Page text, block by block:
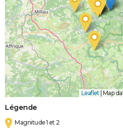
Leaflet Map
Légende
Magnitude 1 et 2